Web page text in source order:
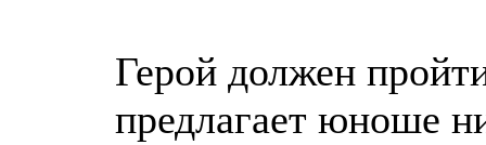
Герой должен
предлагает юноше